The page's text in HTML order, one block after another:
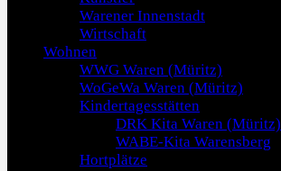
Warener Innenstadt
Wirtschaft
Wohnen
WWG Waren (Müritz)
WoGeWa Waren (Müritz)
Kindertagesstätten
DRK Kita Waren (Müritz)
WABE-Kita Warensberg
Hortplätze